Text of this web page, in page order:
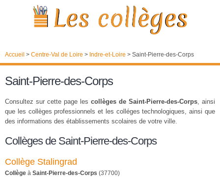
Accueil > Centre-Val de Loire > Indre-et-Loire > Saint-Pierre-des-Corps
Saint-Pierre-des-Corps
Consultez sur cette page les collèges de Saint-Pierre-des-Corps, ainsi
que les collèges professionnels et les colléges technologiques, ainsi que
des informations des établissements scolaires de votre ville.
Collèges de Saint-Pierre-des-Corps
Collège Stalingrad
Collège à Saint-Pierre-des-Corps (37700)